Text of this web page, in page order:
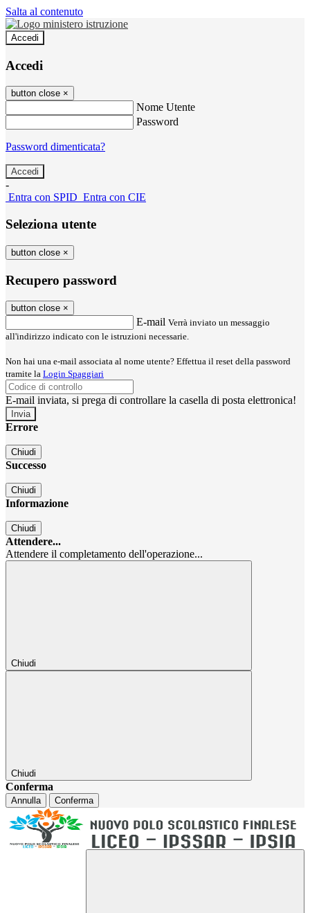
Salta al contenuto
Accedi
Accedi
button close ×
Nome Utente
Password
Password dimenticata?
-
Entra con SPID Entra con CIE
Seleziona utente
button close ×
Recupero password
button close ×
E-mail Verrà inviato un messaggio
all'indirizzo indicato con le istruzioni necessarie.
Non hai una e-mail associata al nome utente? Effettua il reset della password
tramite la Login Spaggiari
E-mail inviata, si prega di controllare la casella di posta elettronica!
Errore
Chiudi
Successo
Chiudi
Informazione
Chiudi
Attendere...
Attendere il completamento dell'operazione...
Chiudi
Chiudi
Conferma
Annulla Conferma